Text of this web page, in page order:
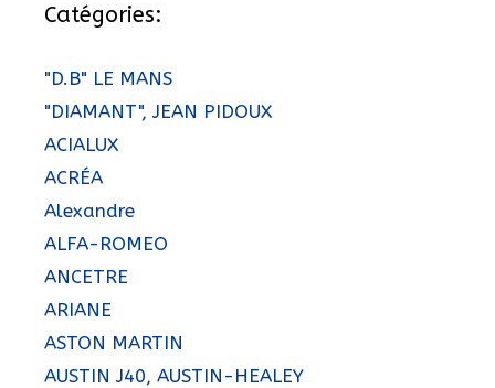
Catégories:
"D.B" LE MANS
"DIAMANT", JEAN PIDOUX
ACIALUX
ACRÉA
Alexandre
ALFA-ROMEO
ANCETRE
ARIANE
ASTON MARTIN
AUSTIN J40, AUSTIN-HEALEY